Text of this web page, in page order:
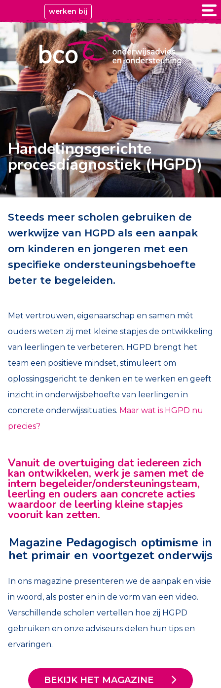
werken bij
Handelingsgerichte
procesdiagnostiek (HGPD)
Steeds meer scholen gebruiken de
werkwijze van HGPD als een aanpak
om kinderen en jongeren met een
specifieke ondersteuningsbehoefte
beter te begeleiden.
Met vertrouwen, eigenaarschap en samen mét
ouders weten zij met kleine stapjes de ontwikkeling
van leerlingen te verbeteren. HGPD brengt het
team een positieve mindset, stimuleert om
oplossingsgericht te denken en te werken en geeft
inzicht in onderwijsbehoefte van leerlingen in
concrete onderwijssituaties. Maar wat is HGPD nu
precies?
Vanuit de overtuiging dat iedereen zich
kan ontwikkelen, werk je samen met de
intern begeleider/ondersteuningsteam,
leerling en ouders aan concrete acties
waardoor de leerling kleine stapjes
vooruit kan zetten.
Magazine Pedagogisch optimisme in
het primair en voortgezet onderwijs
In ons magazine presenteren we de aanpak en visie
in woord, als poster en in de vorm van een video.
Verschillende scholen vertellen hoe zij HGPD
gebruiken en onze adviseurs delen hun tips en
ervaringen.
BEKIJK HET MAGAZINE